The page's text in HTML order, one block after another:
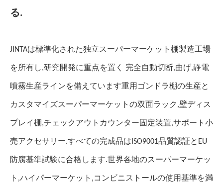
る.
JINTAは標準化された独立スーパーマーケット棚製造工場
を所有し,研究開発に重点を置く 完全自動切断,曲げ,静電
噴霧生産ラインを備えています重用ゴンドラ棚の生産と
カスタマイズスーパーマーケットの双面ラック,壁ディス
プレイ棚,チェックアウトカウンター固定装置,サポート小
売アクセサリー.すべての完成品はISO9001品質認証とEU
防腐基準試験に合格します.世界各地のスーパーマーケッ
ト,ハイパーマーケット,コンビニストールの使用基準を満